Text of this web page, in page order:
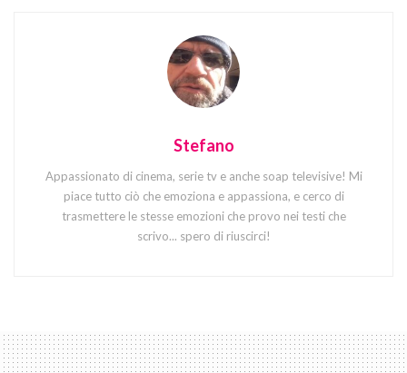
Stefano
Appassionato di cinema, serie tv e anche soap televisive! Mi
piace tutto ciò che emoziona e appassiona, e cerco di
trasmettere le stesse emozioni che provo nei testi che
scrivo... spero di riuscirci!